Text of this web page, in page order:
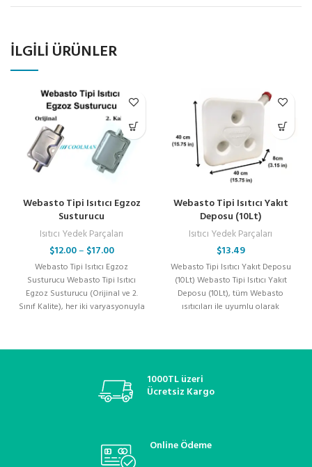
İLGILI ÜRÜNLER
Webasto Tipi Isıtıcı Egzoz
Susturucu
Isıtıcı Yedek Parçaları
$12.00– $17.00
Webasto Tipi Isıtıcı Egzoz
Susturucu Webasto Tipi Isıtıcı
Egzoz Susturucu (Orijinal ve 2.
Sınıf Kalite), her iki varyasyonuyla
Webasto Tipi Isıtıcı Yakıt
Deposu (10Lt)
Isıtıcı Yedek Parçaları
$13.49
Webasto Tipi Isıtıcı Yakıt Deposu
(10Lt) Webasto Tipi Isıtıcı Yakıt
Deposu (10Lt), tüm Webasto
ısıtıcıları ile uyumlu olarak
1000TL üzeri
Ücretsiz Kargo
Online Ödeme